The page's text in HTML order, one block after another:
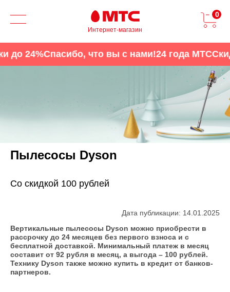
Интернет-магазин
0
24%Спасибо, что вы с нами!24 года МТС
Пылесосы Dyson
Со скидкой 100 рублей
Дата публикации: 14.01.2025
Вертикальные пылесосы Dyson можно приобрести в
рассрочку до 24 месяцев без первого взноса и с
бесплатной доставкой. Минимальный платеж в месяц
составит от 92 рубля в месяц, а выгода – 100 рублей.
Технику Dyson также можно купить в кредит от банков-
партнеров.